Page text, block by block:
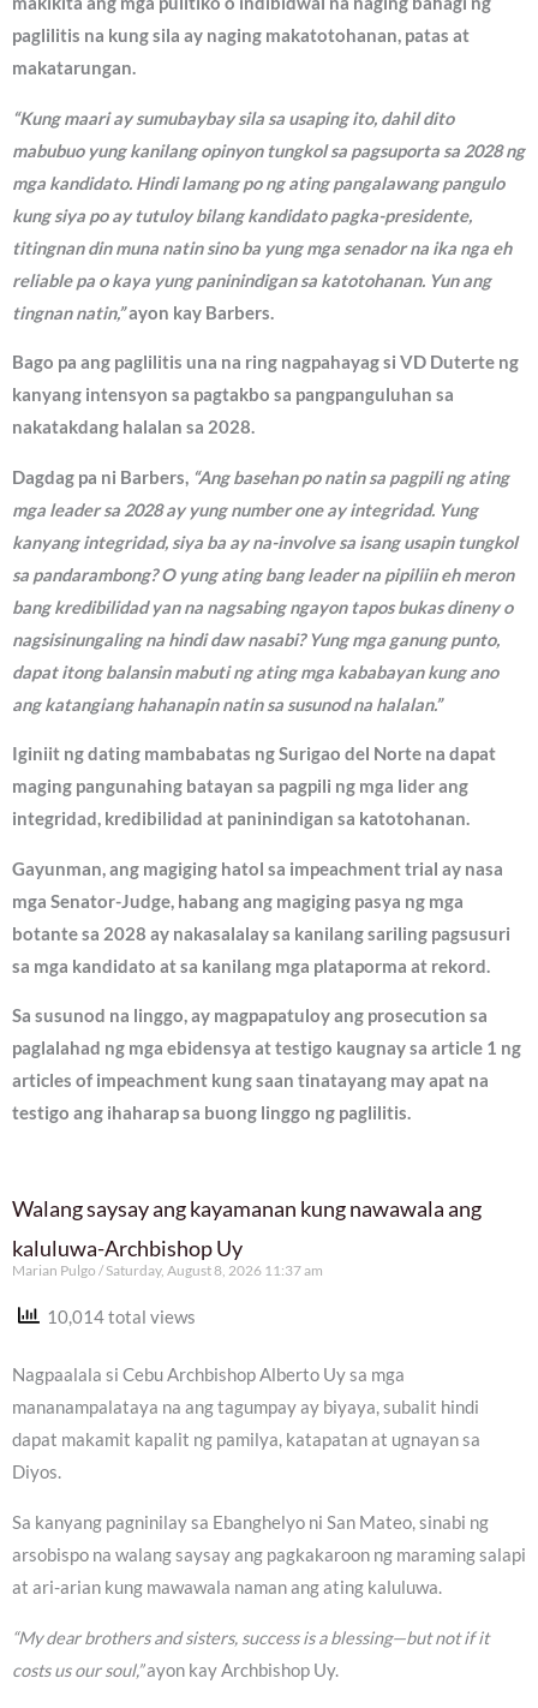
paglilitis na kung sila ay naging makatotohanan, patas at
makatarungan.
“Kung maari ay sumubaybay sila sa usaping ito, dahil dito
mabubuo yung kanilang opinyon tungkol sa pagsuporta sa 2028 ng
mga kandidato. Hindi lamang po ng ating pangalawang pangulo
kung siya po ay tutuloy bilang kandidato pagka-presidente,
titingnan din muna natin sino ba yung mga senador na ika nga eh
reliable pa o kaya yung paninindigan sa katotohanan. Yun ang
tingnan natin,”ayon kay Barbers.
Bago pa ang paglilitis una na ring nagpahayag si VD Duterte ng
kanyang intensyon sa pagtakbo sa pangpanguluhan sa
nakatakdang halalan sa 2028.
Dagdag pa ni Barbers, “Ang basehan po natin sa pagpili ng ating
mga leader sa 2028 ay yung number one ay integridad. Yung
kanyang integridad, siya ba ay na-involve sa isang usapin tungkol
sa pandarambong? O yung ating bang leader na pipiliin eh meron
bang kredibilidad yan na nagsabing ngayon tapos bukas dineny o
nagsisinungaling na hindi daw nasabi? Yung mga ganung punto,
dapat itong balansin mabuti ng ating mga kababayan kung ano
ang katangiang hahanapin natin sa susunod na halalan.”
Iginiit ng dating mambabatas ng Surigao del Norte na dapat
maging pangunahing batayan sa pagpili ng mga lider ang
integridad, kredibilidad at paninindigan sa katotohanan.
Gayunman, ang magiging hatol sa impeachment trial ay nasa
mga Senator-Judge, habang ang magiging pasya ng mga
botante sa 2028 ay nakasalalay sa kanilang sariling pagsusuri
sa mga kandidato at sa kanilang mga plataporma at rekord.
Sa susunod na linggo, ay magpapatuloy ang prosecution sa
paglalahad ng mga ebidensya at testigo kaugnay sa article 1 ng
articles of impeachment kung saan tinatayang may apat na
testigo ang ihaharap sa buong linggo ng paglilitis.
Walang saysay ang kayamanan kung nawawala ang
kaluluwa-Archbishop Uy
Marian Pulgo Saturday, August 8, 2026 11:37 am
10,014 total views
Nagpaalala si Cebu Archbishop Alberto Uy sa mga
mananampalataya na ang tagumpay ay biyaya, subalit hindi
dapat makamit kapalit ng pamilya, katapatan at ugnayan sa
Diyos.
Sa kanyang pagninilay sa Ebanghelyo ni San Mateo, sinabi ng
arsobispo na walang saysay ang pagkakaroon ng maraming salapi
at ari-arian kung mawawala naman ang ating kaluluwa.
“My dear brothers and sisters, success is a blessing—but not if it
costs us our soul,”ayon kay Archbishop Uy.